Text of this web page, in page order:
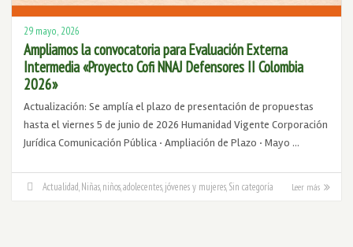
29 mayo, 2026
Ampliamos la convocatoria para Evaluación Externa
Intermedia «Proyecto Cofi NNAJ Defensores II Colombia
2026»
Actualización: Se amplía el plazo de presentación de propuestas
hasta el viernes 5 de junio de 2026 Humanidad Vigente Corporación
Jurídica Comunicación Pública · Ampliación de Plazo · Mayo …
Actualidad Niñas, niños, adolecentes, jóvenes y mujeres, Sin categoría Leer más